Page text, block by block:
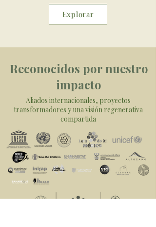
Explorar
Aliados internacionales, proyectos
transformadores y una visión regenerativa
compartida
Reconocidos por nuestro
impacto